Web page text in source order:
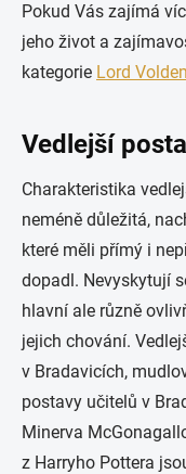
Pokud Vás zajímá
jeho život a
kategorie Lord
Vedlejší
Charakteristika
neméně důležitá,
které měli přímý i
dopadl. Nevyskytují
hlavní ale různě
jejich chování.
v Bradavicích,
postavy učitelů v
Minerva
z Harryho Pottera